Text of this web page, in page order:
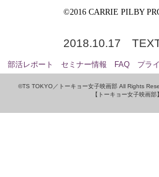
©2016 CARRIE PILBY
2018.10.17
部活レポート セミナー情報 FAQ プラ
©TS TOKYO／トーキョー女子映画部 All Rights
【トーキョー女子映画